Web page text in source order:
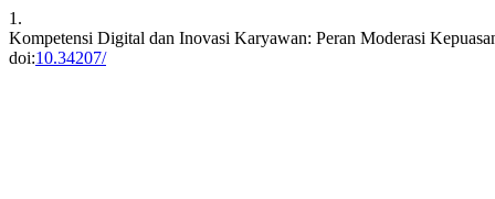
1.
Kompetensi Digital dan Inovasi Karyawan: Peran Moderasi
doi:10.34207/